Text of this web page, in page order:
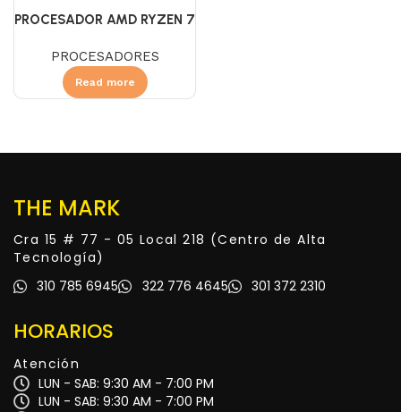
PROCESADOR AMD RYZEN 7
PROCESADORES
Read more
THE MARK
Cra 15 # 77 - 05 Local 218 (Centro de Alta
Tecnología)
310 785 6945
322 776 4645 301 372 2310
HORARIOS
Atención
LUN - SAB: 9:30 AM - 7:00 PM
LUN - SAB: 9:30 AM - 7:00 PM